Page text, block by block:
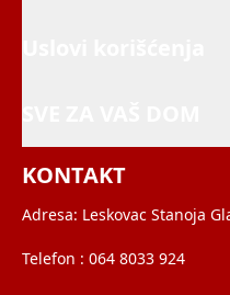
KONTAKT
Adresa: Leskovac Stanoja
Telefon : 064 8033 924